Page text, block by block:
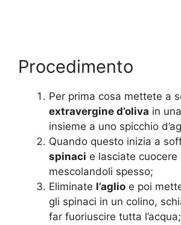
Procedimento
Per prima cosa mettete a
extravergine d’oliva in
insieme a uno spicchio
Quando questo inizia a
spinaci e lasciate
mescolandoli spesso;
Eliminate l’aglio e poi
gli spinaci in un colino,
far fuoriuscire tutta l’acqua;